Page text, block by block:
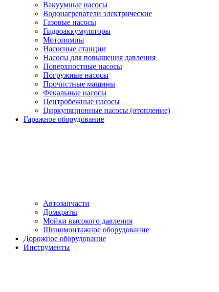
Вакуумные насосы
Водонагреватели электрические
Газовые насосы
Гидроаккумуляторы
Мотопомпы
Насосные станции
Насосы для повышения давления
Поверхностные насосы
Погружные насосы
Прочистные машины
Фекальные насосы
Центробежные насосы
Циркуляционные насосы (отопление)
Гаражное оборудование
Автозапчасти
Домкраты
Мойки высокого давления
Шиномонтажное оборудование
Дорожное оборудование
Инструменты